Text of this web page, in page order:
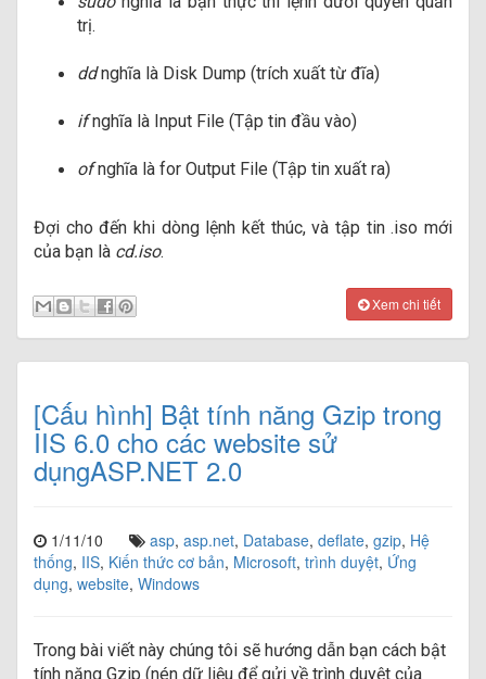
trị.
ddnghĩa là Disk Dump (trích xuất từ đĩa)
ifnghĩa là Input File (Tập tin đầu vào)
ofnghĩa là for Output File (Tập tin xuất ra)
Đợi cho đến khi dòng lệnh kết thúc, và tập tin .iso mới
của bạn là cd.iso.
Xem chi tiết
[Cấu hình] Bật tính năng Gzip trong
IIS 6.0 cho các website sử
dụngASP.NET 2.0
1/11/10 asp, asp.net, Database, deflate, gzip, Hệ
thống, IIS, Kiến thức cơ bản, Microsoft, trình duyệt, Ứng
dụng, website, Windows
Trong bài viết này chúng tôi sẽ hướng dẫn bạn cách bật
tính năng Gzip (nén dữ liệu để gửi về trình duyệt của